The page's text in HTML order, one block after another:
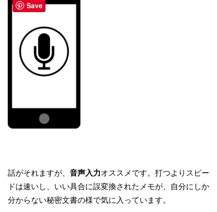
話がそれますが、 音声入力オススメです。打つよりスピー
ドは速いし、いい具合に誤変換されたメモが、自分にしか
分からない秘密文書の様で気に入っています。
Save